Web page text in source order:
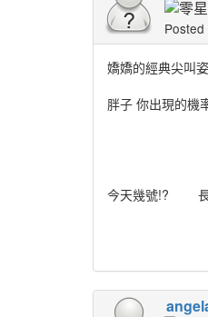
嬌嬌的經典尖叫
胖子 你出現的機
今天幾號!? 長